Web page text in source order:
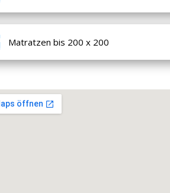
Matratzen bis 200 x 200